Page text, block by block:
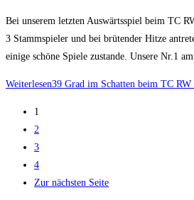
Bei unserem letzten Auswärtsspiel beim TC
3 Stammspieler und bei brütender Hitze
einige schöne Spiele zustande. Unsere Nr.1
Weiterlesen39 Grad im Schatten beim TC RW
1
2
3
4
Zur nächsten Seite